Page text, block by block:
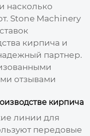
насколько
Stone Machinery
кирпича и
партнер.
отзывами
кирпича
линии для
передовые